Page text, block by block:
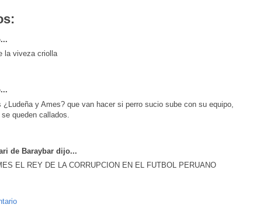
la viveza criolla
¿Ludeña y Ames? que van hacer si perro sucio sube con su equipo,
queden callados.
de Baraybar dijo...
EL REY DE LA CORRUPCION EN EL FUTBOL PERUANO